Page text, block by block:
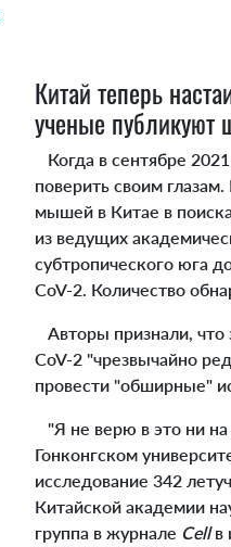
Китай теперь
ученые публикуют
Когда в сентябре
поверить своим
мышей в Китае в
из ведущих
субтропического юга
CoV-2. Количество
Авторы признали, что
CoV-2 "чрезвычайно
провести "обширные"
"Я не верю в это ни
Гонконгском
исследование 342
Китайской академии
группа в журнале Cellв